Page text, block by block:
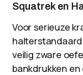
Squatrek en
Voor serieuze
halterstandaard
veilig zware
bankdrukken